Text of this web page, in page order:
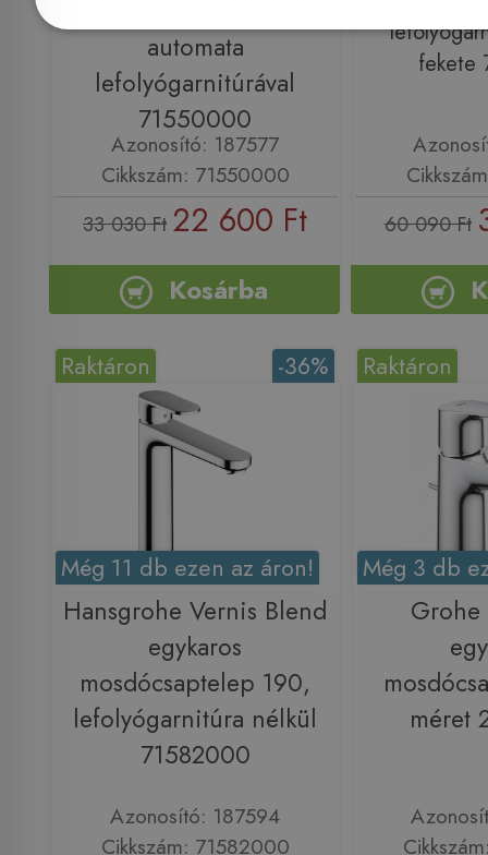
automata
lefolyógarnitúrával
71550000
Azonosító: 187577
Cikkszám: 71550000
33 030 Ft 22 600 Ft
Kosárba
fekete
60 090 Ft
-36%
Raktáron
Még 11 db ezen az áron!
Hansgrohe Vernis Blend
egykaros
mosdócsaptelep 190,
lefolyógarnitúra nélkül
71582000
Azonosító: 187594
Cikkszám: 71582000
Raktáron
Még 3 db
Grohe
méret